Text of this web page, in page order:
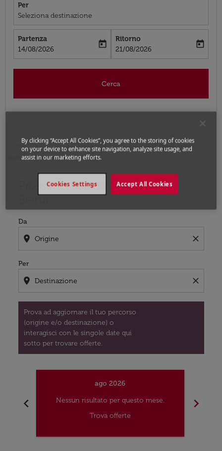
Per
Seleziona destinazione
Partenza
fc-booking-departure-date-aria-label
14/08/2026
today
Ritorno
fc-booking-return-date-aria-label
21/08/2026
today
Cerca
Home Voli Voli per Libano
Voli New York -
Beirut
Prossimo voli da New York a
Beirut
Da
location_on close
Per
location_on close
Prova ad aggiornare il tuo percorso
(origine e/o destinazione) o
interagisci con le singole date qui
sotto per trovare offerte.
Prova ad aggiornare il tuo percorso (origine e/o
chevron_left
ago 2026
Nessun risultato per questo mese.
Trova offerte
chevron_right
By clicking “Accept All Cookies”, you agree to the storing of cookies
on your device to enhance site navigation, analyze site usage, and
assist in our marketing efforts.
Accept All Cookies
Cookies Settings